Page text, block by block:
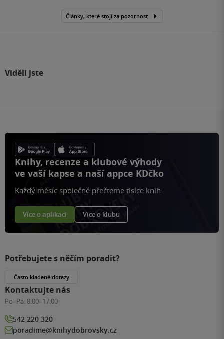
Články, které stojí za pozornost
Viděli jste
Knihy, recenze a klubové výhody
ve vaší kapse a naší appce KDčko
Každý měsíc společně přečteme tisíce knih
Více o aplikaci Více o klubu
Potřebujete s něčím poradit?
Často kladené dotazy
Kontaktujte nás
Po–Pá: 8:00–17:00
542 220 320
poradime@knihydobrovsky.cz